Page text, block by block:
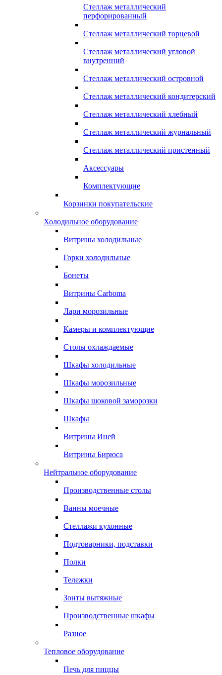
Стеллаж металлический
перфорированный
Стеллаж металлический торцевой
Стеллаж металлический угловой
внутренний
Стеллаж металлический островной
Стеллаж металлический кондитерский
Стеллаж металлический хлебный
Стеллаж металлический журнальный
Стеллаж металлический пристенный
Аксессуары
Комплектующие
Корзинки покупательские
Холодильное оборудование
Витрины холодильные
Горки холодильные
Бонеты
Витрины Carboma
Лари морозильные
Камеры и комплектующие
Столы охлаждаемые
Шкафы холодильные
Шкафы морозильные
Шкафы шоковой заморозки
Шкафы
Витрины Иней
Витрины Бирюса
Нейтральное оборудование
Производственные столы
Ванны моечные
Стеллажи кухонные
Подтоварники, подставки
Полки
Тележки
Зонты вытяжные
Производственные шкафы
Разное
Тепловое оборудование
Печь для пиццы